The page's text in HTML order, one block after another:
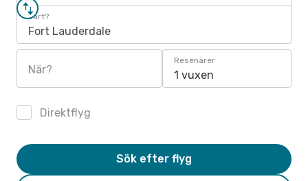
Vart?
Fort Lauderdale
När?
Resenärer
1 vuxen
Direktflyg
Sök efter flyg